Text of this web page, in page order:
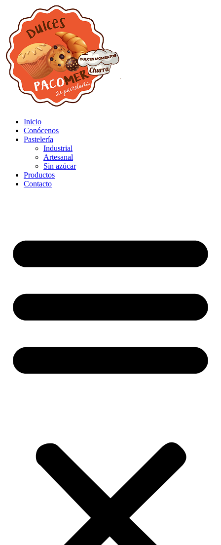
Inicio
Conócenos
Pastelería
Industrial
Artesanal
Sin azúcar
Productos
Contacto